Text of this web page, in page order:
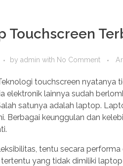
Touchscreen
by admin with No Comment
touchscreen nyatanya
elektronik lainnya sudah
satunya adalah laptop.
Berbagai keunggulan dan
tentu secara
yang tidak dimiliki